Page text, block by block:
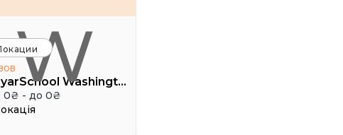
W
BoyarSchool Washington
0₴ - до 0₴